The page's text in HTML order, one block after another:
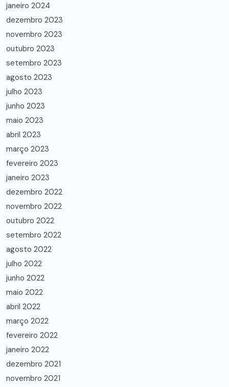
janeiro 2024
dezembro 2023
novembro 2023
outubro 2023
setembro 2023
agosto 2023
julho 2023
junho 2023
maio 2023
abril 2023
março 2023
fevereiro 2023
janeiro 2023
dezembro 2022
novembro 2022
outubro 2022
setembro 2022
agosto 2022
julho 2022
junho 2022
maio 2022
abril 2022
março 2022
fevereiro 2022
janeiro 2022
dezembro 2021
novembro 2021